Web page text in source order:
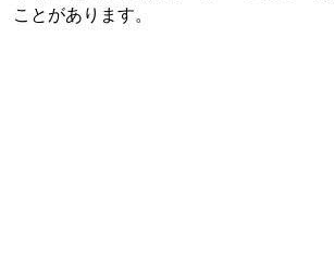
ことがあります。